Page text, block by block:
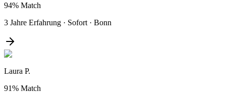
94% Match
3 Jahre Erfahrung · Sofort · Bonn
Laura P.
91% Match